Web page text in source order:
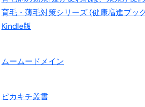
育毛・薄毛対策シリーズ (健康増進ブッ
Kindle版
ムームードメイン
ピカキチ叢書